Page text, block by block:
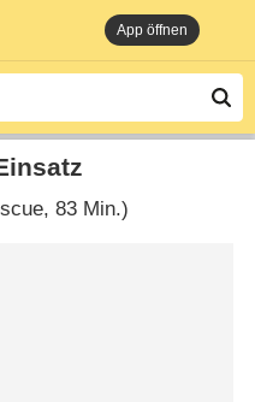
App öffnen
83 Min.)